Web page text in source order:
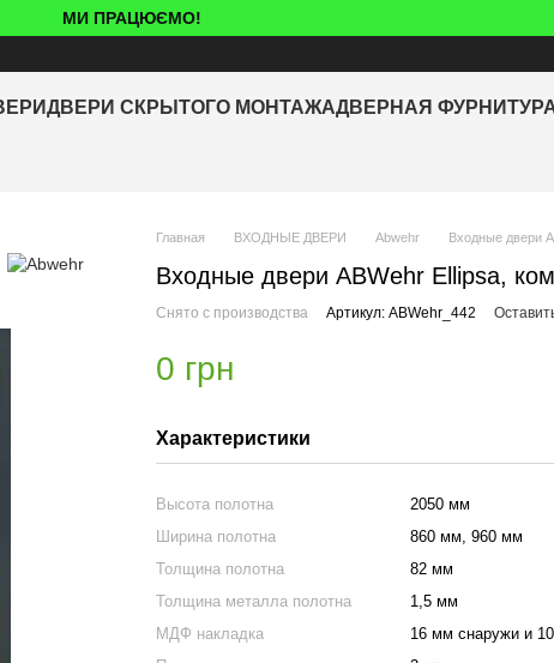
МИ ПРАЦЮЄМО!
ДВЕРИ СКРЫТОГО МОНТАЖАДВЕРНАЯ
Главная ВХОДНЫЕ ДВЕРИ Abwehr Входные двери
Входные двери ABWehr Ellipsa,
Снято с производства Артикул: ABWehr_442
0 грн
Характеристики
Высота полотна
2050 мм
Ширина полотна
860 мм, 960 мм
Толщина полотна
82 мм
Толщина металла полотна
1,5 мм
МДФ накладка
16 мм снаружи и